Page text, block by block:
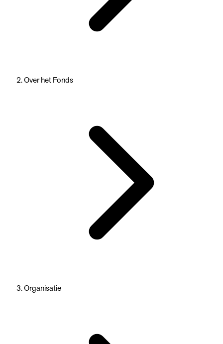
Over het Fonds
Organisatie